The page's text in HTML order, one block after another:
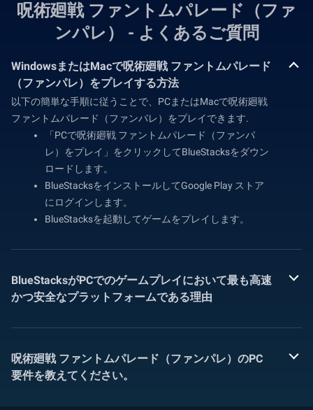
呪術廻戦 ファントムパレード（ファ
ンパレ） - よくあるご質問
WindowsまたはMacで呪術廻戦 ファントムパレード
（ファンパレ）をプレイする方法
以下の簡単な手順に従うことで、PCまたはMacで呪術廻戦
ファントムパレード（ファンパレ）をプレイできます.
「PCで呪術廻戦 ファントムパレード（ファンパ
レ）をプレイ」をクリックしてBlueStacksをダウン
ロードします。
BlueStacksをインストールしてGoogle Play ストア
にログインします。
BlueStacksを起動してゲームをプレイします。
BlueStacksがPCでのゲームプレイにおいて最も高速
かつ安全なプラットフォームである理由
呪術廻戦 ファントムパレード（ファンパレ）のPC
要件を教えてください。